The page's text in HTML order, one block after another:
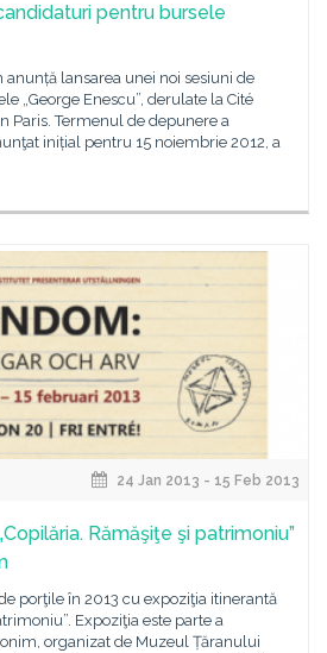
pentru bursele
lansarea unei noi sesiuni de
„George Enescu”, derulate la Cité
Paris. Termenul de depunere a
inițial pentru 15 noiembrie 2012, a
24 Jan 2013 - 15 Feb 2013
Rămăşiţe şi patrimoniu”
porţile în 2013 cu expoziţia itinerantă
Expoziţia este parte a
organizat de Muzeul Țăranului